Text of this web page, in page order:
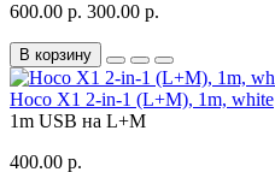
600.00 р. 300.00 р.
В корзину
Hoco X1 2-in-1 (L+M), 1m, white
1m USB на L+M
400.00 р.